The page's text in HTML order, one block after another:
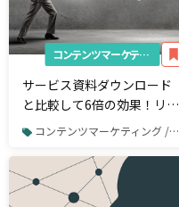
コンテンツマーケティング
サービス資料ダウンロード
と比較して6倍の効果！リー
ド獲得を加速させる「ホワ
イトペーパー」施策の基本
概念とその活用法
コンテンツマーケティング / ホワイトペーパー制作